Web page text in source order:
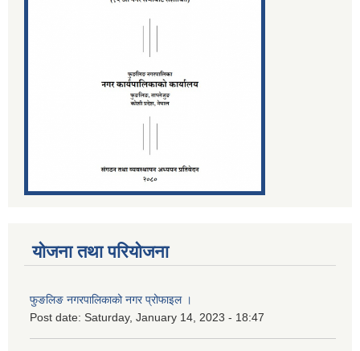
योजना तथा परियोजना
फुङलिङ नगरपालिकाको नगर प्रोफाइल ।
Post date: Saturday, January 14, 2023 - 18:47